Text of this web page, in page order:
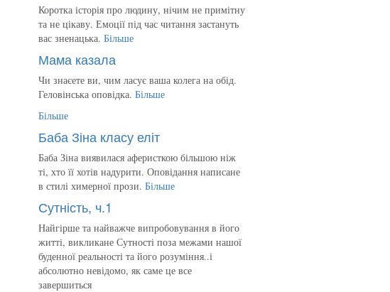
Коротка історія про людину, нічим не примітну
та не цікаву. Емоції під час читання застануть
вас зненацька. Більше
Мама казала
Чи знаєете ви, чим ласує ваша колега на обід.
Геловінська оповідка. Більше
Більше
Баба Зіна класу еліт
Баба Зіна виявилася аферисткою більшою ніж
ті, хто її хотів надурити. Оповідання написане
в стилі химерної прози. Більше
Сутність, ч.1
Найгірше та найважче випробовування в його
житті, викликане Сутності поза межами нашої
буденної реальності та його розуміння..і
абсолютно невідомо, як саме це все
завершиться